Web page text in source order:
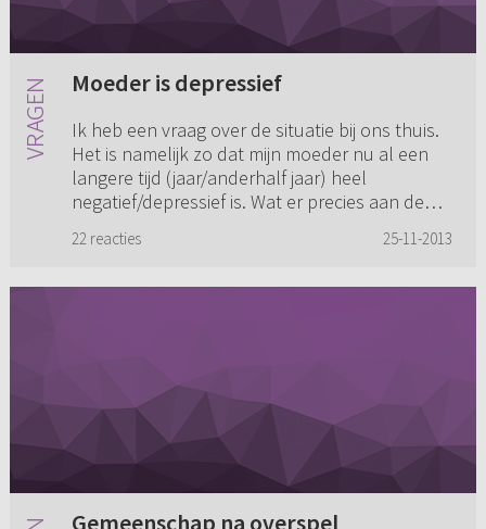
Moeder is depressief
Ik heb een vraag over de situatie bij ons thuis.
Het is namelijk zo dat mijn moeder nu al een
langere tijd (jaar/anderhalf jaar) heel
negatief/depressief is. Wat er precies aan de
22 reacties 25-11-2013
Gemeenschap na overspel